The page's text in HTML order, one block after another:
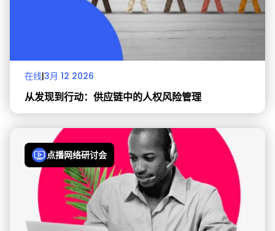
在线|3月 12 2026
从发现到行动：供应链中的人权风险管理
点播网络研讨会